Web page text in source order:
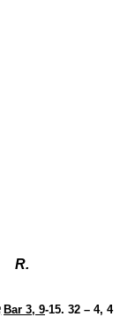
R.
Bar 3, 9-15. 32 – 4, 4